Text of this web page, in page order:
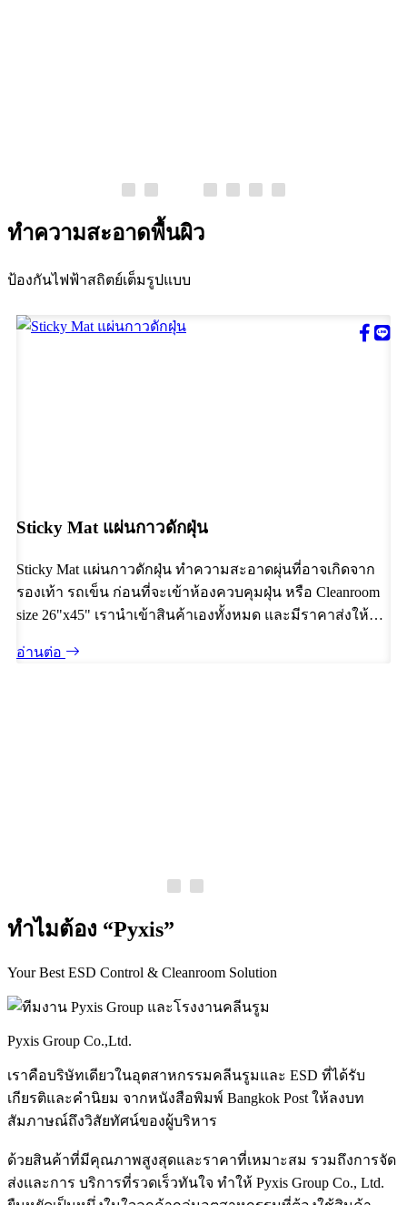
ทำความสะอาดพื้นผิว
ป้องกันไฟฟ้าสถิตย์เต็มรูปแบบ
Sticky Mat แผ่นกาวดักฝุ่น
Sticky Mat แผ่นกาวดักฝุ่น ทำความสะอาดผุ่นที่อาจเกิดจาก
รองเท้า รถเข็น ก่อนที่จะเข้าห้องควบคุมฝุ่น หรือ Cleanroom
size 26"x45" เรานำเข้าสินค้าเองทั้งหมด และมีราคาส่งให้ถ้า
อ่านต่อ
ทำไมต้อง “Pyxis”
Your Best ESD Control & Cleanroom Solution
Pyxis Group Co.,Ltd.
เราคือบริษัทเดียวในอุตสาหกรรมคลีนรูมและ ESD ที่ได้รับ
เกียรติและคำนิยม จากหนังสือพิมพ์ Bangkok Post ให้ลงบท
สัมภาษณ์ถึงวิสัยทัศน์ของผู้บริหาร
ด้วยสินค้าที่มีคุณภาพสูงสุดและราคาที่เหมาะสม รวมถึงการจัด
ส่งและการ บริการที่รวดเร็วทันใจ ทำให้ Pyxis Group Co., Ltd.